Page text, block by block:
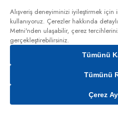
Gelince
Alışveriş deneyiminizi iyileştirmek
kullanıyoruz. Çerezler hakkında
Metni'nden ulaşabilir, çerez
gerçekleştirebilirsiniz.
Tümünü
Tümünü
Çerez